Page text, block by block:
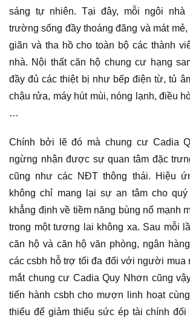
sáng tự nhiên. Tại đây, mỗi ngôi nhà
trường sống đầy thoáng đãng và mát
giãn và tha hồ cho toàn bộ các thành
nhà. Nội thất căn hộ chung cư hạng
đầy đủ các thiệt bị như bếp điện từ, tủ
chậu rửa, máy hút mùi, nóng lạnh, điều
…
Chính bởi lẽ đó mà chung cư Cadia
ngừng nhận được sự quan tâm đặc
cũng như các NĐT thông thái. Hiệu
không chỉ mang lại sự an tâm cho
khẳng định về tiềm năng bùng nổ mạnh
trong một tương lai không xa. Sau mỗi
căn hộ và căn hộ văn phòng, ngân
các csbh hỗ trợ tối đa đối với người mua
mắt chung cư Cadia Quy Nhơn cũng
tiến hành csbh cho mượn linh hoạt
thiểu để giảm thiểu sức ép tài chính